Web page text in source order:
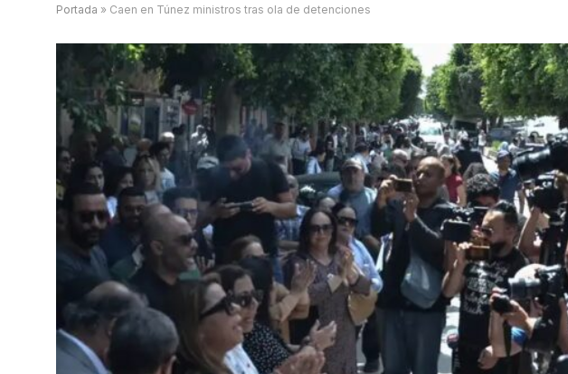
Portada » Caen en Túnez ministros tras ola de detenciones